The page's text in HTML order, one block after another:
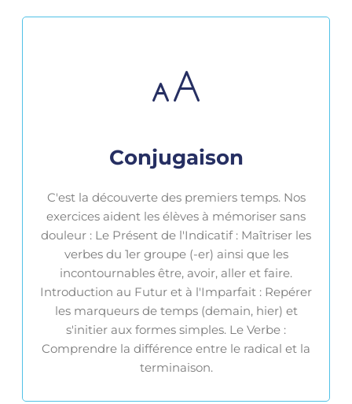
Conjugaison
C'est la découverte des premiers temps. Nos
exercices aident les élèves à mémoriser sans
douleur : Le Présent de l'Indicatif : Maîtriser les
verbes du 1er groupe (-er) ainsi que les
incontournables être, avoir, aller et faire.
Introduction au Futur et à l'Imparfait : Repérer
les marqueurs de temps (demain, hier) et
s'initier aux formes simples. Le Verbe :
Comprendre la différence entre le radical et la
terminaison.